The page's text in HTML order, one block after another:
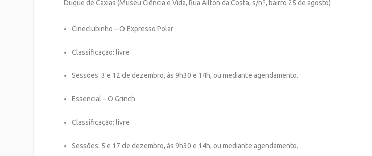
Duque de Caxias (Museu Ciência e Vida, Rua Ailton da Costa, s/nº, bairro 25 de agosto)
Cineclubinho – O Expresso Polar
Classificação: livre
Sessões: 3 e 12 de dezembro, às 9h30 e 14h, ou mediante agendamento.
Essencial – O Grinch
Classificação: livre
Sessões: 5 e 17 de dezembro, às 9h30 e 14h, ou mediante agendamento.